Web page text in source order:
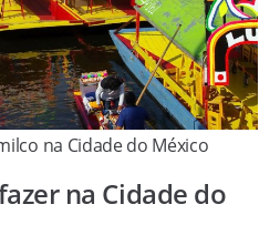
na Cidade do México
na Cidade do